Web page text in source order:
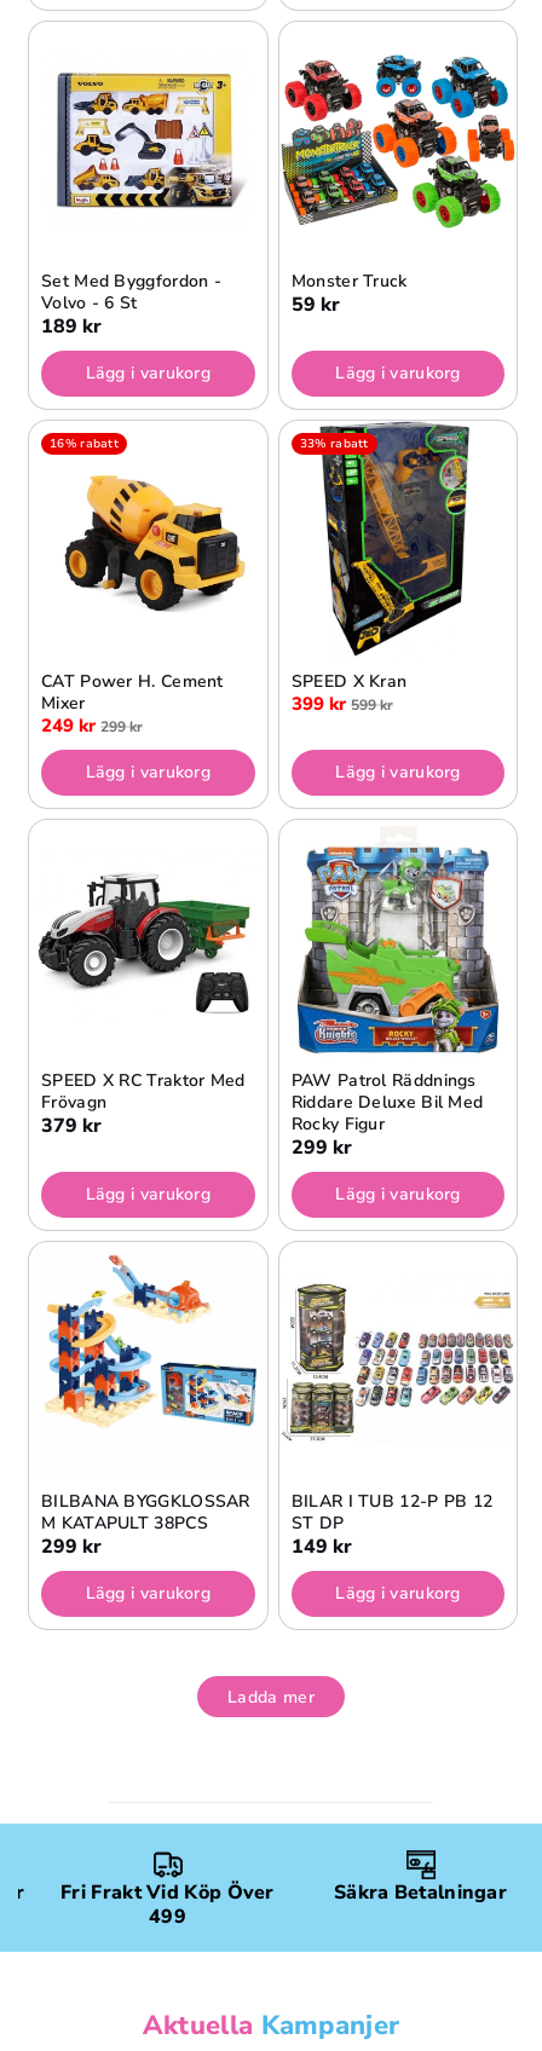
Set Med Byggfordon -
Volvo - 6 St
189 kr
Lägg i varukorg
Monster Truck
59 kr
Lägg i varukorg
16% rabatt
CAT Power H. Cement
Mixer
249 kr 299 kr
Lägg i varukorg
33% rabatt
SPEED X Kran
399 kr 599 kr
Lägg i varukorg
SPEED X RC Traktor Med
Frövagn
379 kr
Lägg i varukorg
PAW Patrol Räddnings
Riddare Deluxe Bil Med
Rocky Figur
299 kr
Lägg i varukorg
BILBANA BYGGKLOSSAR
M KATAPULT 38PCS
299 kr
Lägg i varukorg
BILAR I TUB 12-P PB 12
ST DP
149 kr
Lägg i varukorg
Ladda mer
Fri Frakt Vid Köp Över
499
Säkra Betalningar
Aktuella Kampanjer